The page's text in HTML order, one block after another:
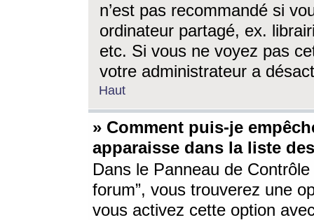
n’est pas recommandé si
ordinateur partagé, ex.
etc. Si vous ne voyez pas
votre administrateur a
Haut
» Comment puis-je
apparaisse dans la liste
Dans le Panneau de
forum”, vous trouverez une
vous activez cette option